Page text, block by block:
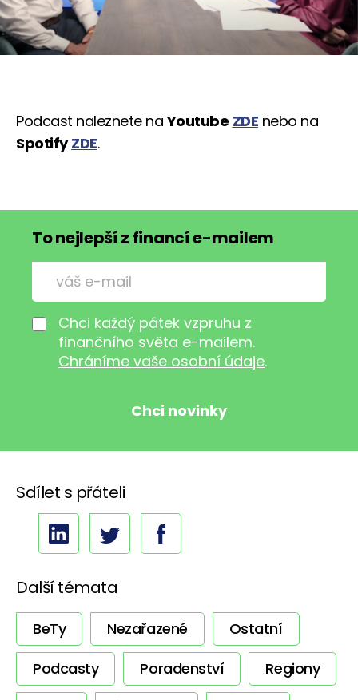
Podcast naleznete naYoutube ZDE nebo na
Spotify ZDE.
To nejlepší z financí e-mailem
Chci každý pátek vzpruhu z
finančního světa e-mailem.
Chráníme vaše osobní údaje.
Sdílet s přáteli
Další témata
BeTy Nezařazené
Ostatní
Podcasty
Poradenství
Regiony